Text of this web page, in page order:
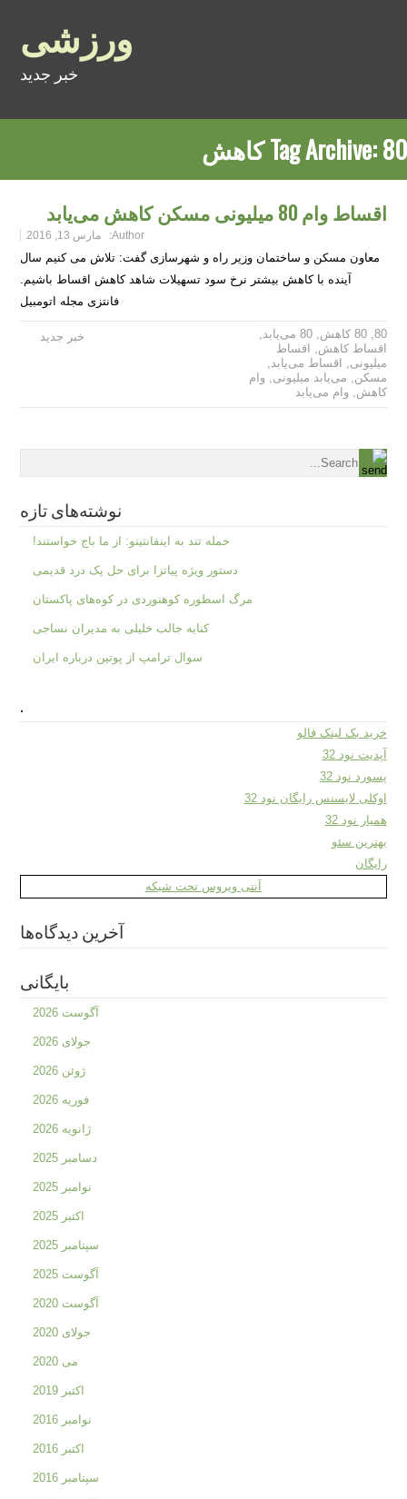
ورزشی
خبر جدید
Tag Archive:80 کاهش
اقساط وام 80 میلیونی مسکن کاهش می‌یابد
Author: مارس 13, 2016
معاون مسکن و ساختمان وزیر راه و شهرسازی گفت: تلاش می کنیم سال
آینده با کاهش بیشتر نرخ سود تسهیلات شاهد کاهش اقساط باشیم.
فانتزی مجله اتومبیل
خبر جدید 80
,80 کاهش ,80 می‌یابد
,
اقساط کاهش, اقساط
میلیونی, اقساط می‌یابد,
مسکن, می‌یابد میلیونی,وام
کاهش,وام می‌یابد
نوشته‌های تازه
حمله تند به اینفانتینو: از ما باج خواستند!
دستور ویژه پیاتزا برای حل یک درد قدیمی
مرگ اسطوره کوهنوردی در کوه‌های پاکستان
کنایه جالب خلیلی به مدیران نساجی
سوال ترامپ از پوتین درباره ایران
.
خرید بک لینک فالو
آپدیت نود 32
پسورد نود 32
اوکلی لایسنس رایگان نود 32
همیار نود 32
بهترین سئو
رایگان
آنتی ویروس تحت شبکه
آخرین دیدگاه‌ها
بایگانی
آگوست 2026
جولای 2026
ژوئن 2026
فوریه 2026
ژانویه 2026
دسامبر 2025
نوامبر 2025
اکتبر 2025
سپتامبر 2025
آگوست 2025
آگوست 2020
جولای 2020
می 2020
اکتبر 2019
نوامبر 2016
اکتبر 2016
سپتامبر 2016